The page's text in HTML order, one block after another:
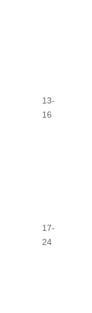
13-
16
17-
24